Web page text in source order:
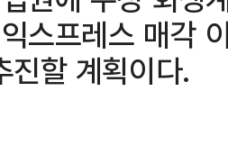
스프레스 매각
할 계획이다.